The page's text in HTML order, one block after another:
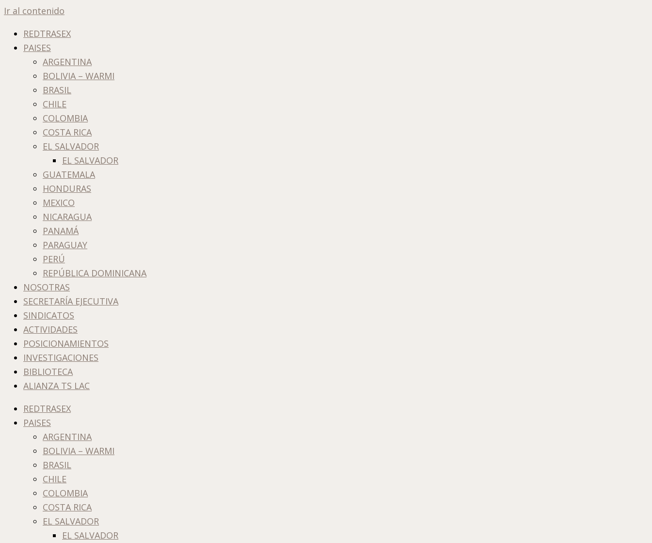
Ir al contenido
REDTRASEX
PAISES
ARGENTINA
BOLIVIA – WARMI
BRASIL
CHILE
COLOMBIA
COSTA RICA
EL SALVADOR
EL SALVADOR
GUATEMALA
HONDURAS
MEXICO
NICARAGUA
PANAMÁ
PARAGUAY
PERÚ
REPÚBLICA DOMINICANA
NOSOTRAS
SECRETARÍA EJECUTIVA
SINDICATOS
ACTIVIDADES
POSICIONAMIENTOS
INVESTIGACIONES
BIBLIOTECA
ALIANZA TS LAC
REDTRASEX
PAISES
ARGENTINA
BOLIVIA – WARMI
BRASIL
CHILE
COLOMBIA
COSTA RICA
EL SALVADOR
EL SALVADOR